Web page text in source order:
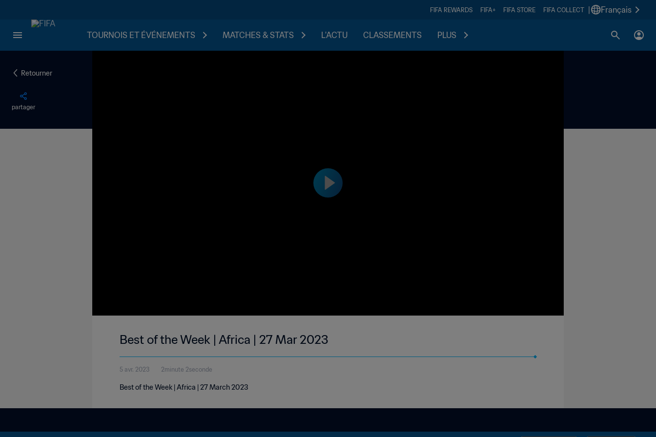
FIFA REWARDS FIFA+ FIFA STORE FIFA COLLECT Français
TOURNOIS ET ÉVÉNEMENTS MATCHES & STATS L'ACTU CLASSEMENTS PLUS
Retourner
partager
Best of the Week | Africa | 27 Mar 2023
5 avr. 2023 2minute 2seconde
Best of the Week | Africa | 27 March 2023